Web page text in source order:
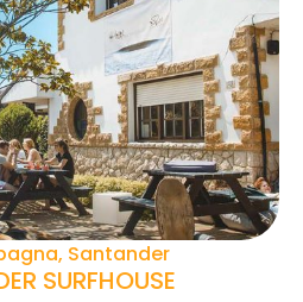
Santander
SURFHOUSE